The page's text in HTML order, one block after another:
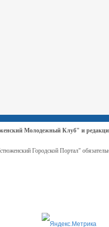
Молодежный Клуб" и
Городской Портал"